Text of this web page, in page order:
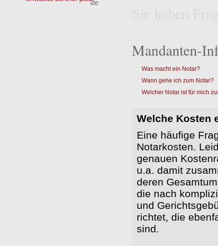
Mandanten-
Was macht ein Notar?
Wann gehe ich zum Notar?
Welcher Notar ist für mich
Welche Kosten
Eine häufige
Notarkosten.
genauen
u.a. damit
deren
die nach
und
richtet, die
sind.